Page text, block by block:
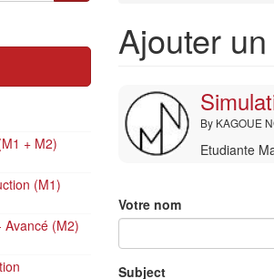
+ M2)
(M1)
Avancé (M2)
Ajouter
By KAGOUE
Etudiante
Votre nom
Subject